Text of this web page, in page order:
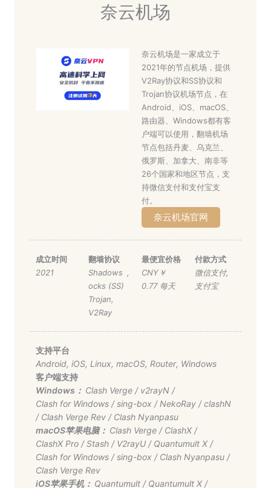
奈云机场
奈云机场是一家成立于
2021年的节点机场，提供
V2Ray协议和SS协议和
Trojan协议机场节点，在
Android、iOS、macOS、
路由器、Windows都有客
户端可以使用，翻墙机场
节点包括丹麦、乌克兰、
俄罗斯、加拿大、南非等
26个国家和地区节点，支
持微信支付和支付宝支
付。
奈云机场官网
成立时间
2021
翻墙协议
Shadows
ocks (SS)
,
Trojan,
V2Ray
最便宜价格
CNY￥
0.77 每天
付款方式
微信支付,
支付宝
支持平台
Android, iOS, Linux, macOS, Router, Windows
客户端支持
Windows： Clash Verge/ v2rayN/
Clash for Windows/sing-box/ NekoRay/clashN
/ Clash Verge Rev/ Clash Nyanpasu
macOS苹果电脑： Clash Verge/ ClashX/
ClashX Pro/Stash/ V2rayU/ Quantumult X/
Clash for Windows/sing-box/ Clash Nyanpasu/
Clash Verge Rev
iOS苹果手机： Quantumult/ Quantumult X/